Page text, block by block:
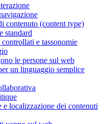
contenuto (content type)
standard
e tassonomie
le persone sul web
un linguaggio semplice
e localizzazione dei contenuti